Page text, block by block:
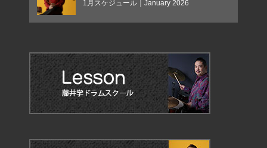
1月スケジュール｜January 2026